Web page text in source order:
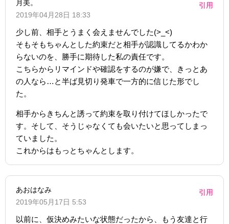
月美。
2019年04月28日 18:33
引用
少し前、相手とうまく会えませんでした(>_<)
そもそもちゃんとした約束だと相手が認識してるかわか
らないのを、勝手に期待した私の責任です。
こちらからリマインドや確認をするのが嫌で、きっとあ
の人なら…と半ば見切り発車で一方的に信じた形でし
た。
相手からきちんと誘って約束を取り付けてほしかったで
す。そして、そうじゃなくても会いたいと思ってしまっ
ていました。
これからはもっとちゃんとします。
あおはなみ
2019年05月17日 5:53
引用
以前に、仮決めみたいな状態だったから、もう友達と行